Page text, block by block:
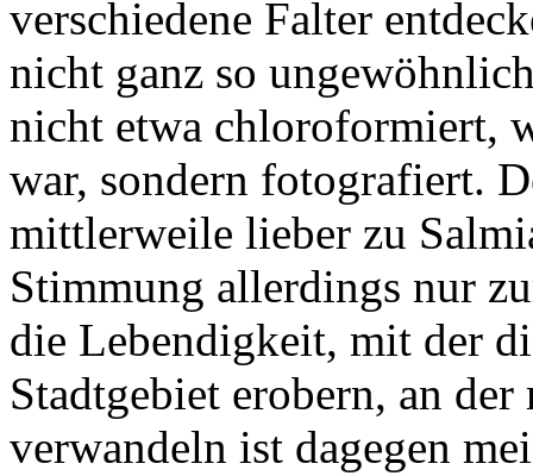
verschiedene Falter
nicht ganz so
nicht etwa chloroformiert,
war, sondern fotografiert.
mittlerweile lieber zu
Stimmung allerdings nur
die Lebendigkeit, mit der
Stadtgebiet erobern, an
verwandeln ist dagegen